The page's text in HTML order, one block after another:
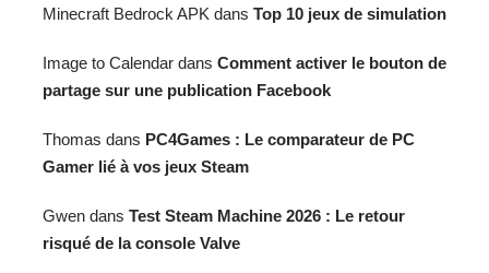
Minecraft Bedrock APK dans Top 10 jeux de simulation
Image to Calendar dans Comment activer le bouton de
partage sur une publication Facebook
Thomas dans PC4Games : Le comparateur de PC
Gamer lié à vos jeux Steam
Gwen dans Test Steam Machine 2026 : Le retour
risqué de la console Valve